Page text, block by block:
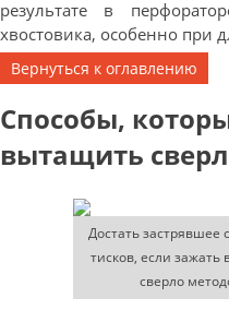
результате в
хвостовика, особенно при
Вернуться к оглавлению
Способы,
вытащить
Достать
тисков, если зажать
сверло